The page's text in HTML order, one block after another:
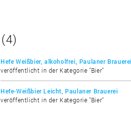
(4)
Hefe Weißbier, alkoholfrei, Paulaner Brauerei
veröffentlicht in der Kategorie "Bier"
Hefe-Weißbier Leicht, Paulaner Brauerei
veröffentlicht in der Kategorie "Bier"